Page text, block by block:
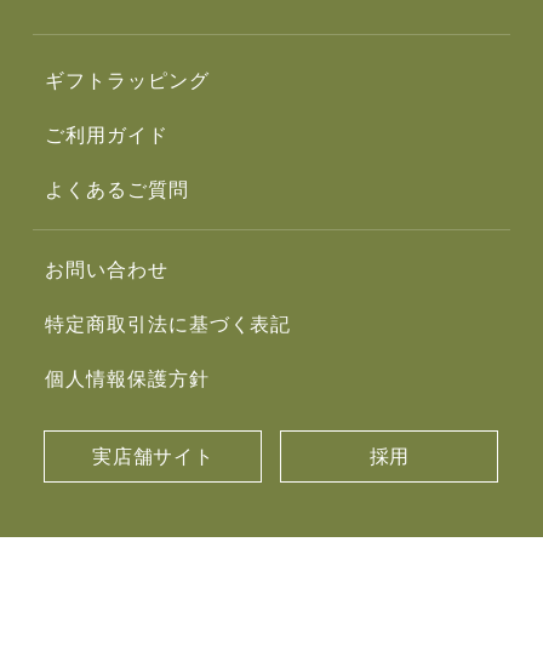
ギフトラッピング
ご利用ガイド
よくあるご質問
お問い合わせ
特定商取引法に基づく表記
個人情報保護方針
実店舗サイト 採用